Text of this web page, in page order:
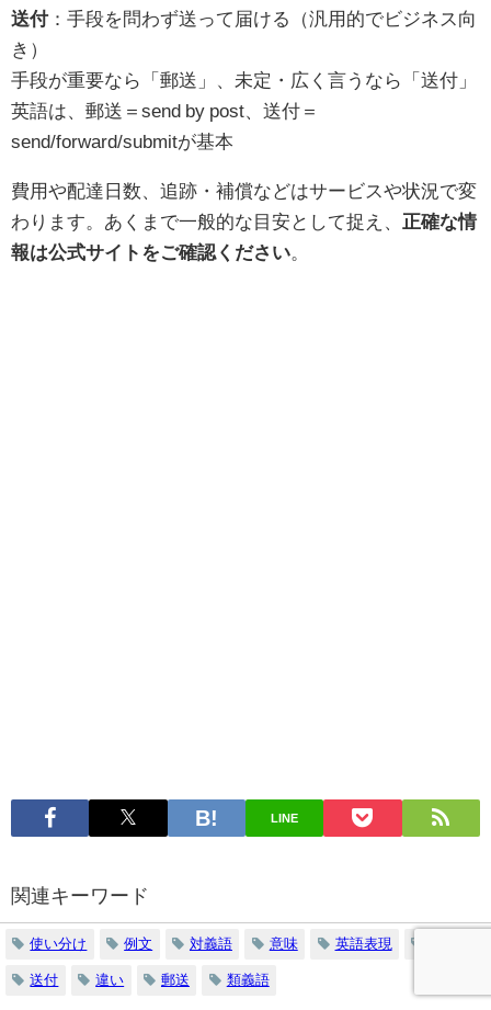
送付：手段を問わず送って届ける（汎用的でビジネス向
き）
手段が重要なら「郵送」、未定・広く言うなら「送付」
英語は、郵送＝send by post、送付＝
send/forward/submitが基本
費用や配達日数、追跡・補償などはサービスや状況で変
わります。あくまで一般的な目安として捉え、 正確な情
報は公式サイトをご確認ください
LINE
関連キーワード
使い分け 例文 対義語 意味 英語表現
送付 違い 郵送 類義語